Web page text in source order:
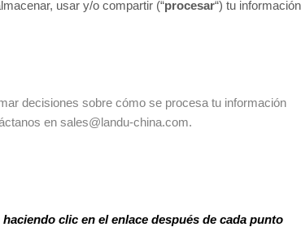
usar y/o compartir (“procesar“) tu información
decisiones sobre cómo se procesa tu información
en sales@landu-china.com.
clic en el enlace después de cada punto